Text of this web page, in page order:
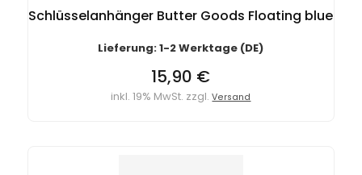
Schlüsselanhänger Butter Goods Floating blue
Lieferung: 1-2 Werktage (DE)
15,90 €
inkl. 19% MwSt. zzgl.Versand